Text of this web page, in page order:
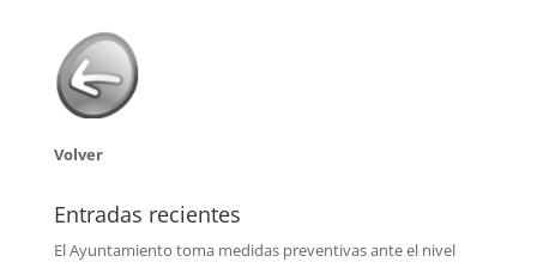
Volver
Entradas recientes
El Ayuntamiento toma medidas preventivas ante el nivel